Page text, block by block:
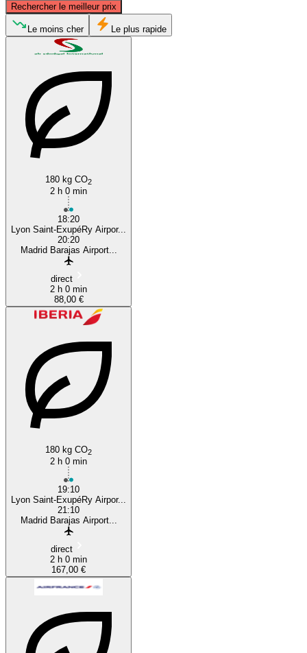
Rechercher le meilleur prix
Le moins cher Le plus rapide
180 kg CO2
2 h 0 min
18:20
Lyon Saint-ExupéRy Airpor...
20:20
Madrid Barajas Airport...
direct
2 h 0 min
88,00 €
180 kg CO2
2 h 0 min
19:10
Lyon Saint-ExupéRy Airpor...
21:10
Madrid Barajas Airport...
direct
2 h 0 min
167,00 €